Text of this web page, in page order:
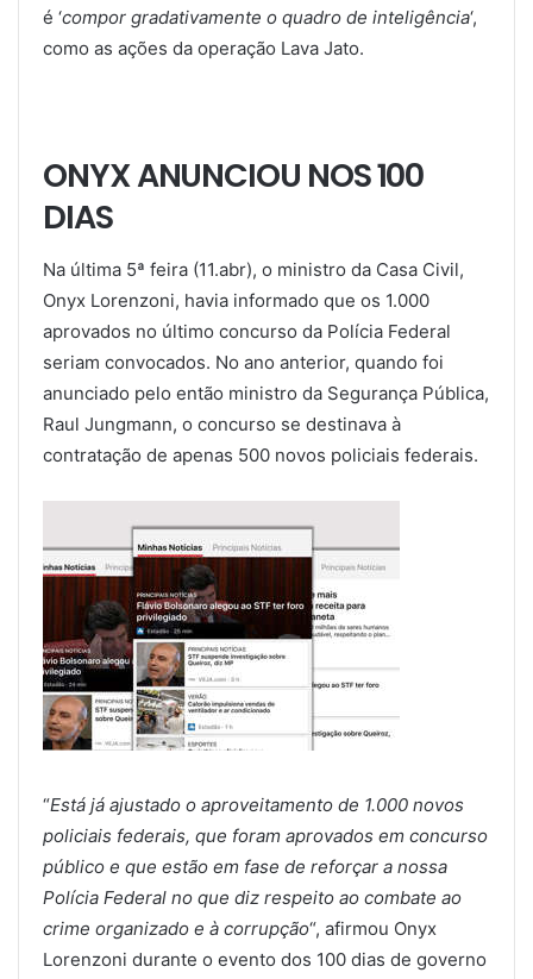
é ‘compor gradativamente o quadro de inteligência‘,
como as ações da operação Lava Jato.
ONYX ANUNCIOU NOS 100
DIAS
Na última 5ª feira (11.abr), o ministro da Casa Civil,
Onyx Lorenzoni, havia informado que os 1.000
aprovados no último concurso da Polícia Federal
seriam convocados. No ano anterior, quando foi
anunciado pelo então ministro da Segurança Pública,
Raul Jungmann, o concurso se destinava à
contratação de apenas 500 novos policiais federais.
“Está já ajustado o aproveitamento de 1.000 novos
policiais federais, que foram aprovados em concurso
público e que estão em fase de reforçar a nossa
Polícia Federal no que diz respeito ao combate ao
crime organizado e à corrupção“, afirmou Onyx
Lorenzoni durante o evento dos 100 dias de governo